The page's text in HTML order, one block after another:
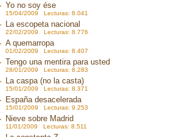
Yo no soy ése
15/04/2009 Lecturas: 8.041
La escopeta nacional
22/02/2009 Lecturas: 8.776
A quemarropa
01/02/2009 Lecturas: 8.407
Tengo una mentira para usted
28/01/2009 Lecturas: 8.283
La caspa (no la casta)
15/01/2009 Lecturas: 8.371
España desacelerada
15/01/2009 Lecturas: 9.253
Nieve sobre Madrid
11/01/2009 Lecturas: 8.511